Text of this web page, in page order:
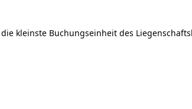
kleinste Buchungseinheit des